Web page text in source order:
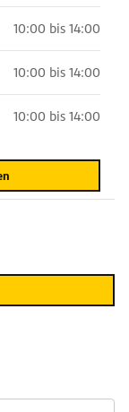
10:00 bis 14:00
10:00 bis 14:00
10:00 bis 14:00